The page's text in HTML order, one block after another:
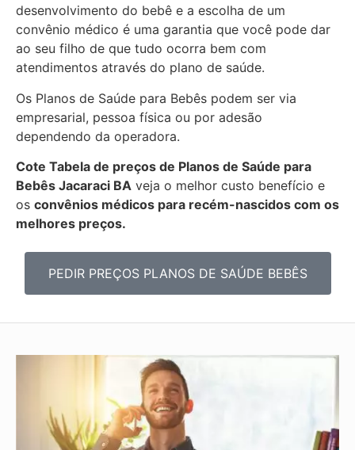
desenvolvimento do bebê e a escolha de um
convênio médico é uma garantia que você pode dar
ao seu filho de que tudo ocorra bem com
atendimentos através do plano de saúde.
Os Planos de Saúde para Bebês podem ser via
empresarial, pessoa física ou por adesão
dependendo da operadora.
Cote Tabela de preços de Planos de Saúde para
Bebês Jacaraci BA veja o melhor custo benefício e
os convênios médicos para recém-nascidos com os
melhores preços.
PEDIR PREÇOS PLANOS DE SAÚDE BEBÊS